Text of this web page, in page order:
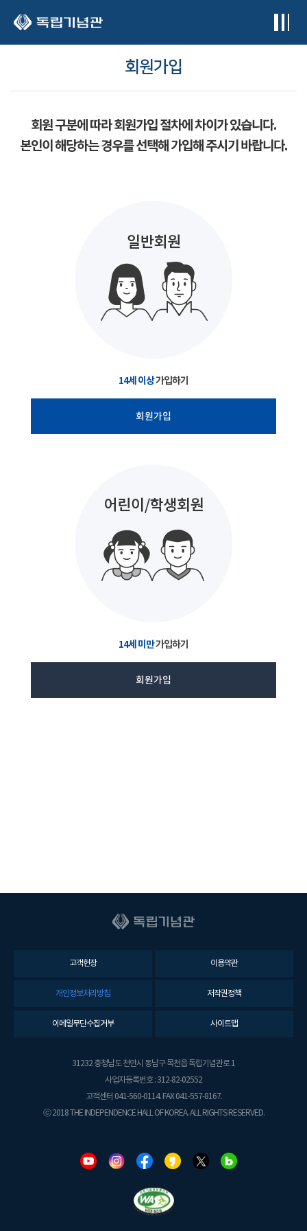
회원가입
회원 구분에 따라 회원가입 절차에 차이가 있습니다.
본인이 해당하는 경우를 선택해 가입해 주시기 바랍니다.
14세 이상가입하기
회원가입
14세 미만가입하기
회원가입
고객헌장 이용약관
개인정보처리방침 저작권정책
이메일무단수집거부 사이트맵
31232 충청남도 천안시 동남구 목천읍 독립기념관로 1
사업자등록번호 : 312-82-02552
고객센터 041-560-0114. FAX 041-557-8167.
ⓒ 2018 THE INDEPENDENCE HALL OF KOREA. ALL RIGHTS RESERVED.